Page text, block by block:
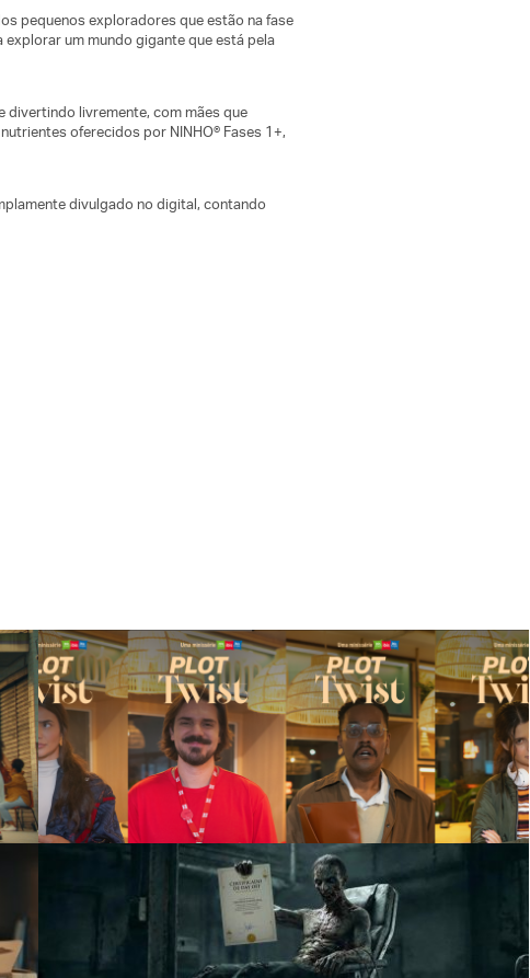
pequenos exploradores que estão na fase
um mundo gigante que está pela
livremente, com mães que
oferecidos por NINHO® Fases 1+,
divulgado no digital, contando
PLOT TWIST